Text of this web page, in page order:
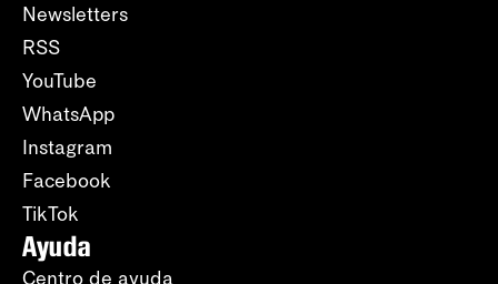
Newsletters
RSS
YouTube
WhatsApp
Instagram
Facebook
TikTok
Ayuda
Centro de ayuda